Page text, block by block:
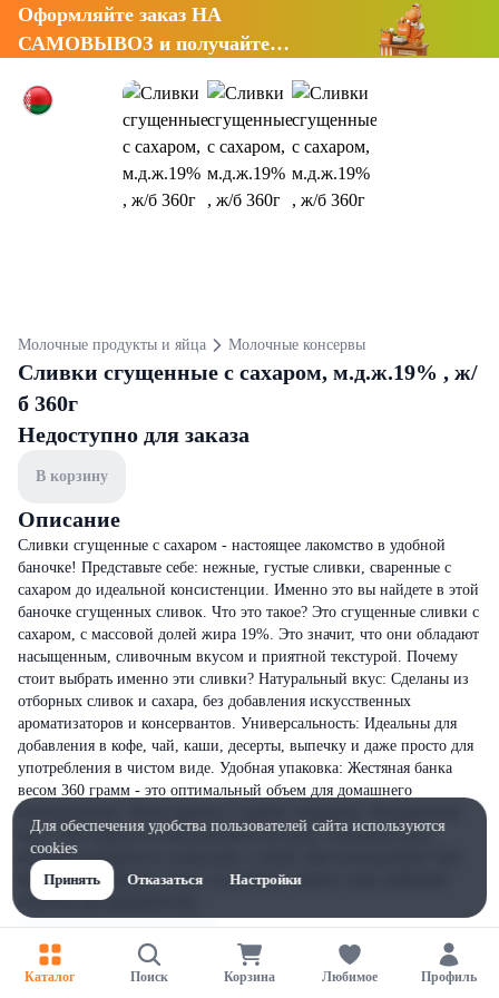
Оформляйте заказ НА
САМОВЫВОЗ и получайте
Молочные продукты и яйца Молочные консервы
Сливки сгущенные с сахаром, м.д.ж.19% , ж/
б 360г
Недоступно для заказа
В корзину
Описание
Сливки сгущенные с сахаром - настоящее лакомство в удобной
баночке! Представьте себе: нежные, густые сливки, сваренные с
сахаром до идеальной консистенции. Именно это вы найдете в этой
баночке сгущенных сливок. Что это такое? Это сгущенные сливки с
сахаром, с массовой долей жира 19%. Это значит, что они обладают
насыщенным, сливочным вкусом и приятной текстурой. Почему
стоит выбрать именно эти сливки? Натуральный вкус: Сделаны из
отборных сливок и сахара, без добавления искусственных
ароматизаторов и консервантов. Универсальность: Идеальны для
добавления в кофе, чай, каши, десерты, выпечку и даже просто для
употребления в чистом виде. Удобная упаковка: Жестяная банка
весом 360 грамм - это оптимальный объем для домашнего
вкус: 19% жирности обеспечивают богатый, сливочный вкус,
который понравится и взрослым, и детям. Как использовать? Для
кофе и чая: Добавьте ложку сгущенных сливок в ваш любимый
напиток для придания ему
Каталог Поиск Корзина Любимое Профиль
Для обеспечения удобства пользователей сайта используются
cookies
Принять
Отказаться Настройки